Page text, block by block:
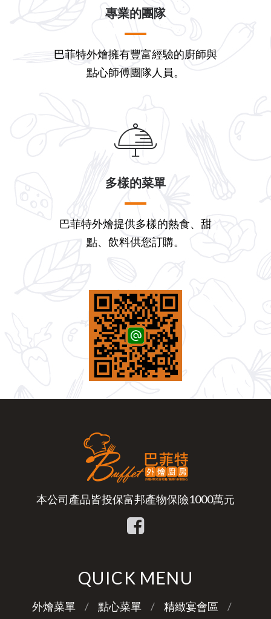
專業的團隊
巴菲特外燴擁有豐富經驗的廚師與
點心師傅團隊人員。
多樣的菜單
巴菲特外燴提供多樣的熱食、甜
點、飲料供您訂購。
本公司產品皆投保富邦產物保險1000萬元
QUICK MENU
外燴菜單 點心菜單
精緻宴會區